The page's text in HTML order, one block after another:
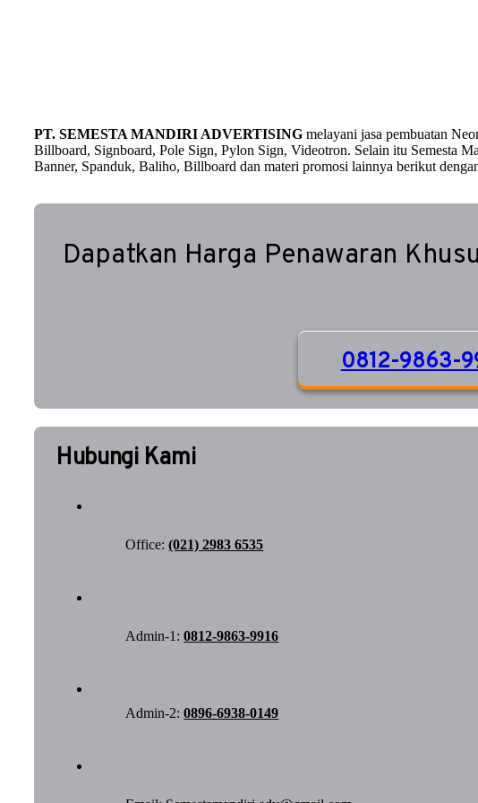
PT. SEMESTA MANDIRI ADVERTISINGmelayani jasa pembuatan
Billboard, Signboard, Pole Sign, Pylon Sign, Videotron. Selain itu Semesta
Banner, Spanduk, Baliho, Billboard dan materi promosi lainnya berikut
Dapatkan Harga Penawaran
0812-9863-
Hubungi Kami
Office:(021) 2983 6535
Admin-1:0812-9863-9916
Admin-2:0896-6938-0149